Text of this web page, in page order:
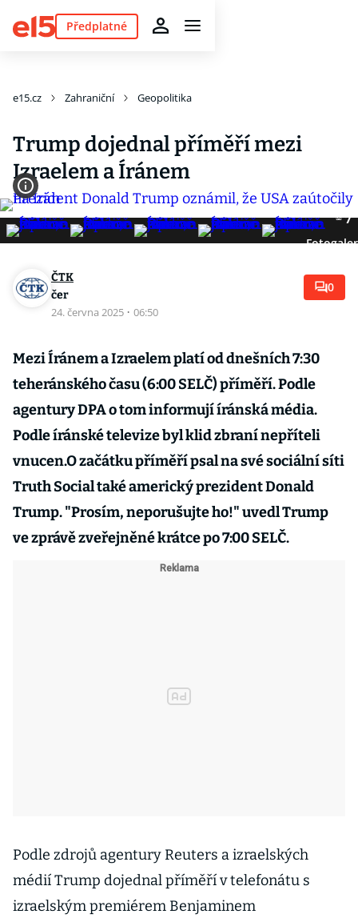
Předplatné
e15.cz Zahraniční Geopolitika
Trump dojednal příměří mezi
Izraelem a Íránem
7
ČTK
čer
24. června 2025 · 06:50
0
Mezi Íránem a Izraelem platí od dnešních 7:30
teheránského času (6:00 SELČ) příměří. Podle
agentury DPA o tom informují íránská média.
Podle íránské televize byl klid zbraní nepříteli
vnucen.O začátku příměří psal na své sociální síti
Truth Social také americký prezident Donald
Trump. "Prosím, neporušujte ho!" uvedl Trump
ve zprávě zveřejněné krátce po 7:00 SELČ.
Podle zdrojů agentury Reuters a izraelských
médií Trump dojednal příměří v telefonátu s
izraelským premiérem Benjaminem